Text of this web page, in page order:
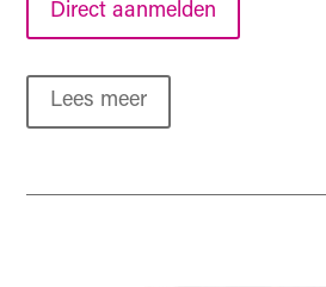
Direct aanmelden
Lees meer